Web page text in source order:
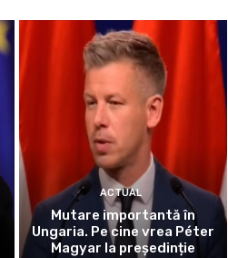
ACTUAL
Mutare importantă în
Ungaria. Pe cine vrea Péter
Magyar la președinție